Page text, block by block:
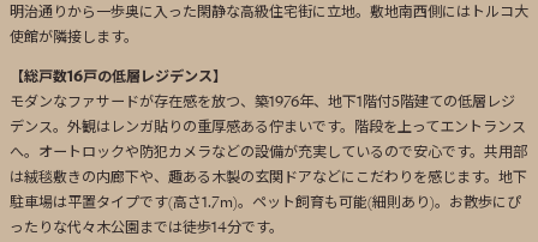
明治通りから一歩奥に入った閑静な高級住宅街に立地。敷地南西側にはトルコ大
使館が隣接します。
【総戸数16戸の低層レジデンス】
モダンなファサードが存在感を放つ、築1976年、地下1階付5階建ての低層レジ
デンス。外観はレンガ貼りの重厚感ある佇まいです。階段を上ってエントランス
へ。オートロックや防犯カメラなどの設備が充実しているので安心です。共用部
は絨毯敷きの内廊下や、趣ある木製の玄関ドアなどにこだわりを感じます。地下
駐車場は平置タイプです(高さ1.7m)。ペット飼育も可能(細則あり)。お散歩にぴ
ったりな代々木公園までは徒歩14分です。